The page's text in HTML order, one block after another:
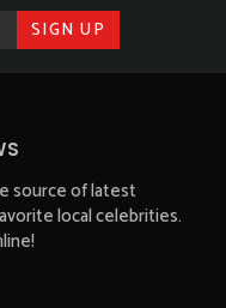
source of latest
local celebrities.